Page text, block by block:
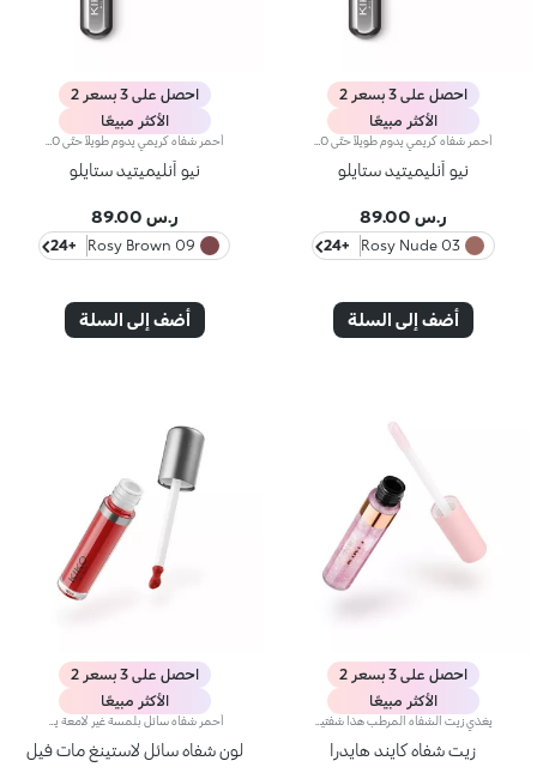
احصل على 3 بسعر 2
الأكثر مبيعًا
نيو أنليميتيد ستايلو
ر.س 89.00
03 Rosy Nude
+24
أضف إلى السلة
احصل على 3 بسعر 2
الأكثر مبيعًا
نيو أنليميتيد ستايلو
ر.س 89.00
09 Rosy Brown
+24
أضف إلى السلة
احصل على 3 بسعر 2
الأكثر مبيعًا
زيت شفاه كايند هايدرا
احصل على 3 بسعر 2
الأكثر مبيعًا
لون شفاه سائل لاستينغ مات فيل